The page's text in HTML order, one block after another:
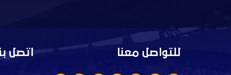
للتواصل معنا اتصل